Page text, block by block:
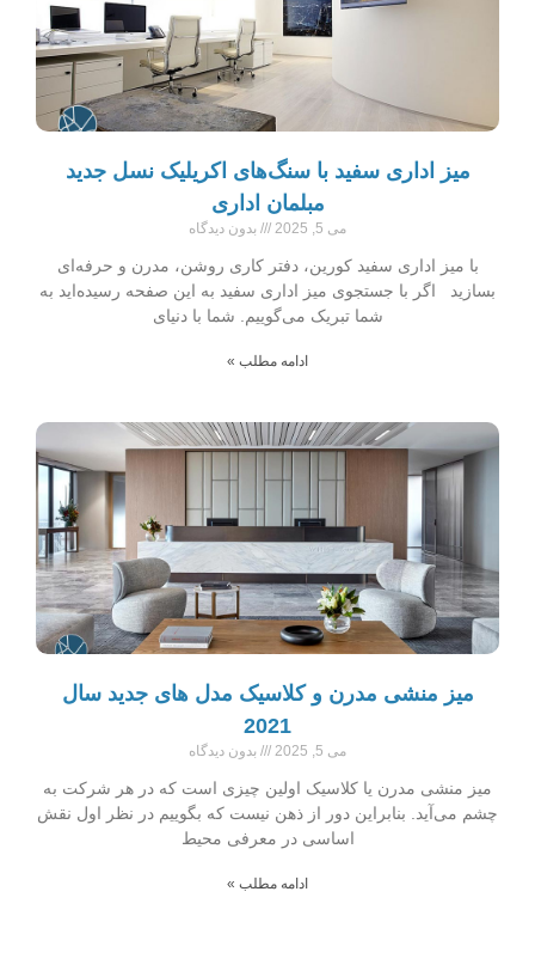
میز اداری سفید با سنگ‌های اکریلیک نسل جدید
مبلمان اداری
می 5, 2025 بدون دیدگاه
با میز اداری سفید کورین، دفتر کاری روشن، مدرن و حرفه‌ای
بسازید اگر با جستجوی میز اداری سفید به این صفحه رسیده‌اید به
شما تبریک می‌گوییم. شما با دنیای
ادامه مطلب »
میز منشی مدرن و کلاسیک مدل های جدید سال
2021
می 5, 2025 بدون دیدگاه
میز منشی مدرن یا کلاسیک اولین چیزی است که در هر شرکت به
چشم می‌آید. بنابراین دور از ذهن نیست که بگوییم در نظر اول نقش
اساسی در معرفی محیط
ادامه مطلب »